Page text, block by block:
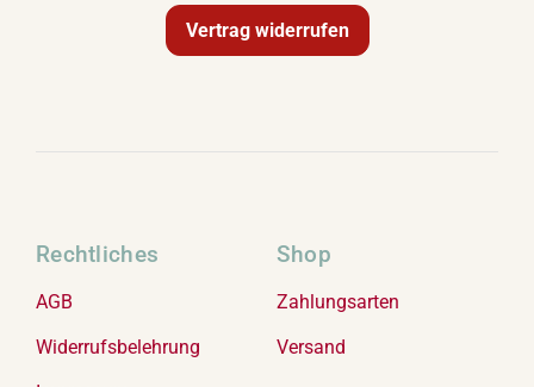
Vertrag widerrufen
Rechtliches
AGB
Widerrufsbelehrung
Shop
Zahlungsarten
Versand